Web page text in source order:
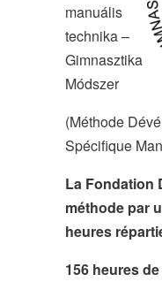
manuális
technika –
Gimnasztika
Módszer
(Méthode
Spécifique
La Fondation
méthode par
heures
156 heures